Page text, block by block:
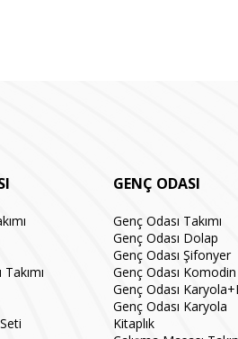
GENÇ ODASI
Genç Odası Takımı
Genç Odası Dolap
Genç Odası Şifonyer
Genç Odası Komodin
Genç Odası
Genç Odası Karyola
Kitaplık